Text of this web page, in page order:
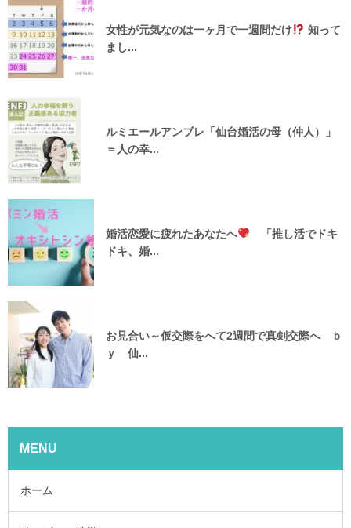
女性が元気なのは一ヶ月で一週間だけ
知って
まし...
ルミエールアンブレ「仙台婚活の母（仲人）」
＝人の幸...
婚活恋愛に疲れたあなたへ
「推し活でドキ
ドキ、婚...
お見合い～仮交際をへて2週間で真剣交際へ ｂ
ｙ 仙...
MENU
ホーム